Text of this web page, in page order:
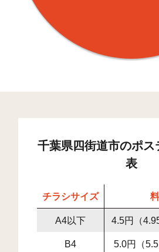
千葉県四街道市のポス
表
チラシサイズ
A4以下 4.5円（
B4 5.0円（